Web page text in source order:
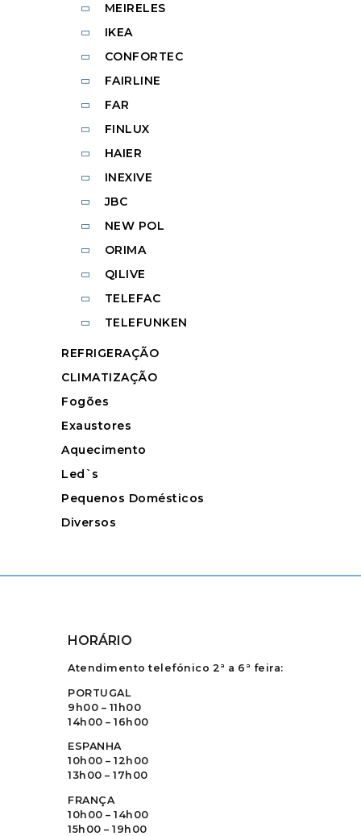
MEIRELES
IKEA
CONFORTEC
FAIRLINE
FAR
FINLUX
HAIER
INEXIVE
JBC
NEW POL
ORIMA
QILIVE
TELEFAC
TELEFUNKEN
REFRIGERAÇÃO
CLIMATIZAÇÃO
Fogões
Exaustores
Aquecimento
Led`s
Pequenos Domésticos
Diversos
HORÁRIO
Atendimento telefónico 2ª a 6ª feira:
PORTUGAL
9h00 – 11h00
14h00 – 16h00
ESPANHA
10h00 – 12h00
13h00 – 17h00
FRANÇA
10h00 – 14h00
15h00 – 19h00